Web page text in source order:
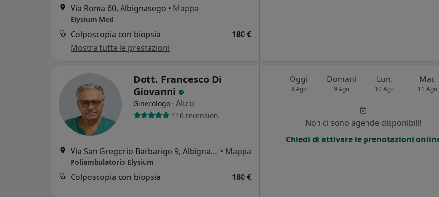
Via Roma 60, Albignasego • Mappa
Elysium Med
Colposcopia con biopsia
180 €
Mostra tutte le prestazioni
Dott. Francesco Di
Giovanni
Ginecologo · Altro
116 recensioni
Via San Gregorio Barbarigo 9, Albignasego • Mappa
Poliambulatorio Elysium
Colposcopia con biopsia 180 €
Oggi
8 Ago
Domani
9 Ago
Lun,
10 Ago
Mar,
11 Ago
Non ci sono agende disponibili!
Chiedi di attivare le prenotazioni